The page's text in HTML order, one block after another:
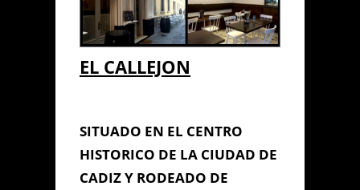
EL CALLEJON
SITUADO EN EL CENTRO
HISTORICO DE LA CIUDAD DE
CADIZ Y RODEADO DE
This page can't load Google
Maps correctly.